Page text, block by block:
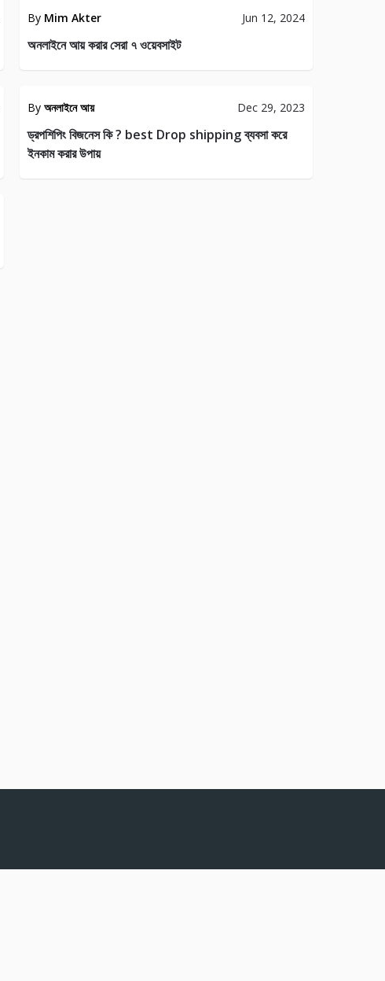
By Mim Akter Jun 12, 2024
অনলাইনে আয় করার সেরা ৭ ওয়েবসাইট
By অনলাইনে আয় Dec 29, 2023
ড্রপশিপিং বিজনেস কি ? best Drop shipping ব্যবসা করে
ইনকাম করার উপায়